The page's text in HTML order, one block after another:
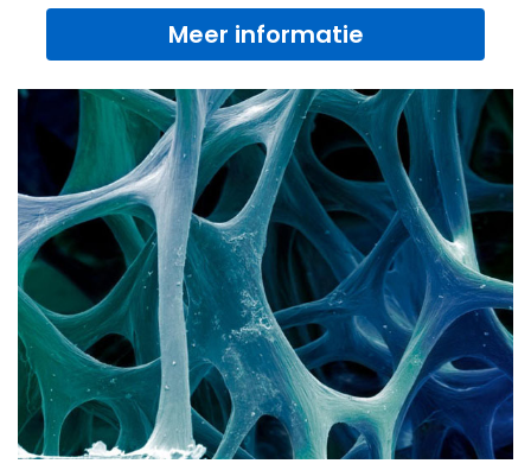
Meer informatie